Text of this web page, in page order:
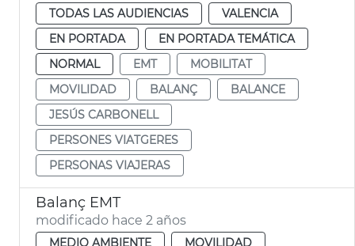
TODAS LAS AUDIENCIAS
VALENCIA
EN PORTADA
EN PORTADA TEMÁTICA
NORMAL
EMT
MOBILITAT
MOVILIDAD
BALANÇ
BALANCE
JESÚS CARBONELL
PERSONES VIATGERES
PERSONAS VIAJERAS
Balanç EMT
modificado hace 2 años
MEDIO AMBIENTE
MOVILIDAD